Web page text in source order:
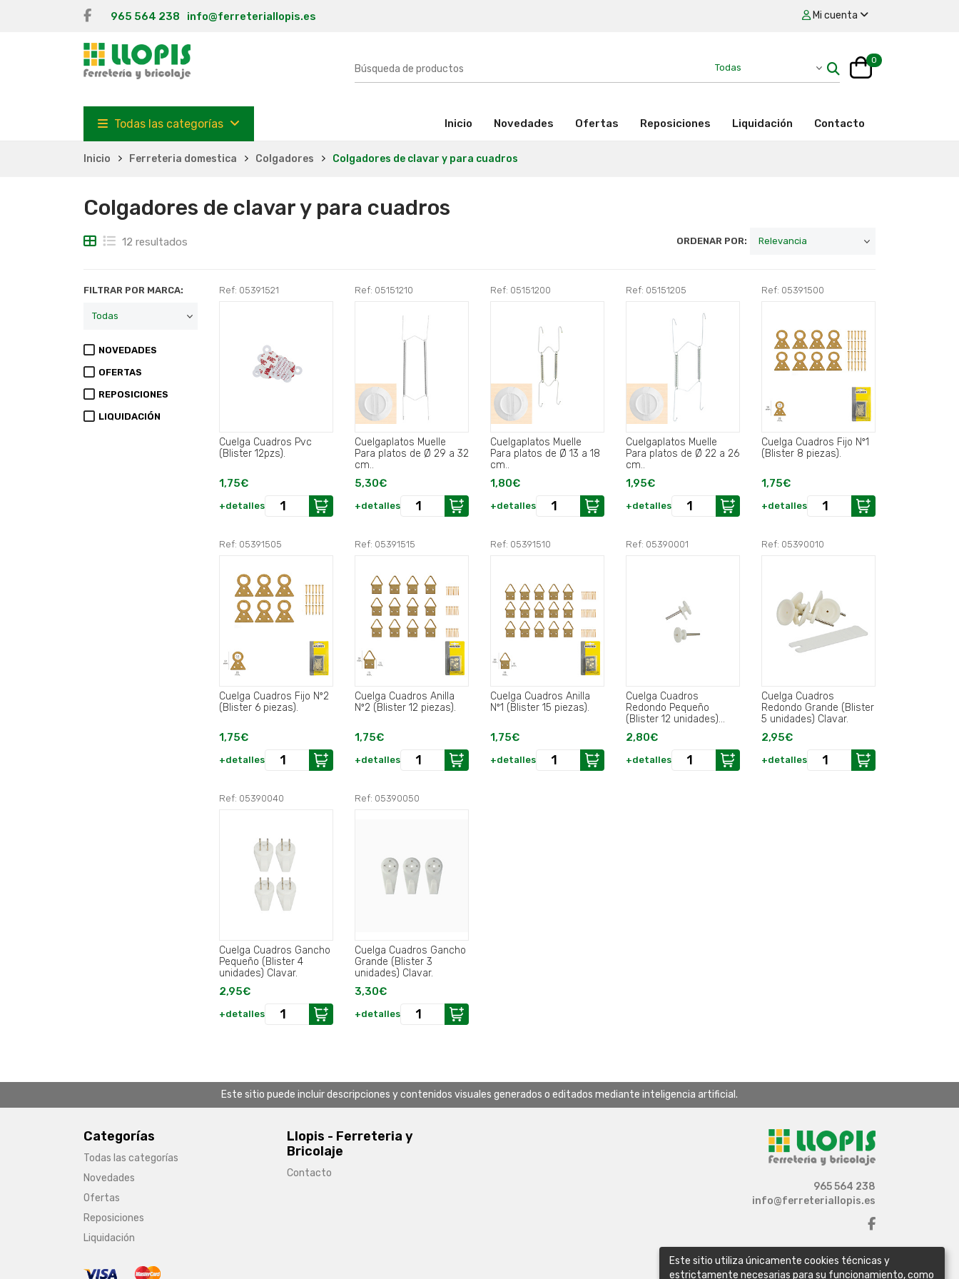
965 564 238 info@ferreteriallopis.es Mi cuenta
0
Todas las categorías Inicio (activo)Novedades Ofertas Reposiciones Liquidación Contacto
Inicio Ferreteria domestica Colgadores Colgadores de clavar y para cuadros
Colgadores de clavar y para cuadros
12 resultados ORDENAR POR:
FILTRAR POR MARCA:
NOVEDADES
OFERTAS
REPOSICIONES
LIQUIDACIÓN
Ref: 05391521
Cuelga Cuadros Pvc
(Blister 12pzs).
1,75€
+detalles
Ref: 05151210
Cuelgaplatos Muelle
Para platos de Ø 29 a 32
cm..
5,30€
+detalles
Ref: 05151200
Cuelgaplatos Muelle
Para platos de Ø 13 a 18
cm..
1,80€
+detalles
Ref: 05151205
Cuelgaplatos Muelle
Para platos de Ø 22 a 26
cm..
1,95€
+detalles
Ref: 05391500
Cuelga Cuadros Fijo Nº1
(Blister 8 piezas).
1,75€
+detalles
Ref: 05391505
Cuelga Cuadros Fijo Nº2
(Blister 6 piezas).
1,75€
+detalles
Ref: 05391515
Cuelga Cuadros Anilla
Nº2 (Blister 12 piezas).
1,75€
+detalles
Ref: 05391510
Cuelga Cuadros Anilla
Nº1 (Blister 15 piezas).
1,75€
+detalles
Ref: 05390001
Cuelga Cuadros
Redondo Pequeño
(Blister 12 unidades)
Clavar.
2,80€
+detalles
Ref: 05390010
Cuelga Cuadros
Redondo Grande (Blister
5 unidades) Clavar.
2,95€
+detalles
Ref: 05390040
Cuelga Cuadros Gancho
Pequeño (Blister 4
unidades) Clavar.
2,95€
+detalles
Ref: 05390050
Cuelga Cuadros Gancho
Grande (Blister 3
unidades) Clavar.
3,30€
+detalles
Este sitio puede incluir descripciones y contenidos visuales generados o editados mediante inteligencia artificial.
Categorías
Todas las categorías
Novedades
Ofertas
Reposiciones
Liquidación
Llopis - Ferreteria y
Bricolaje
Contacto
965 564 238
info@ferreteriallopis.es
Este sitio utiliza únicamente cookies técnicas y
estrictamente necesarias para su funcionamiento, como